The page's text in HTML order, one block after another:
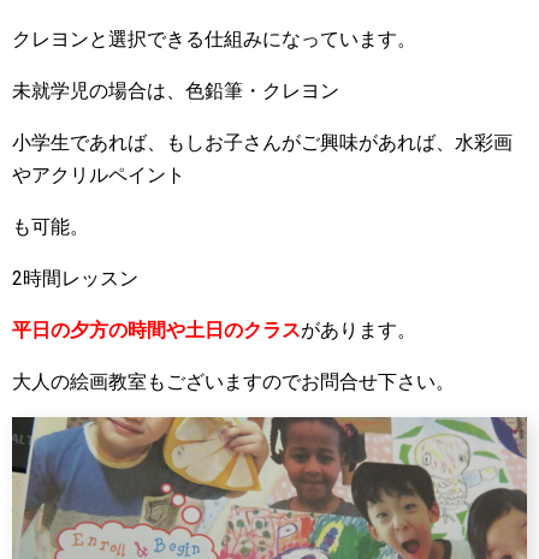
クレヨンと選択できる仕組みになっています。
未就学児の場合は、色鉛筆・クレヨン
小学生であれば、もしお子さんがご興味があれば、水彩画
やアクリルペイント
も可能。
2時間レッスン
平日の夕方の時間や土日のクラスがあります。
大人の絵画教室もございますのでお問合せ下さい。